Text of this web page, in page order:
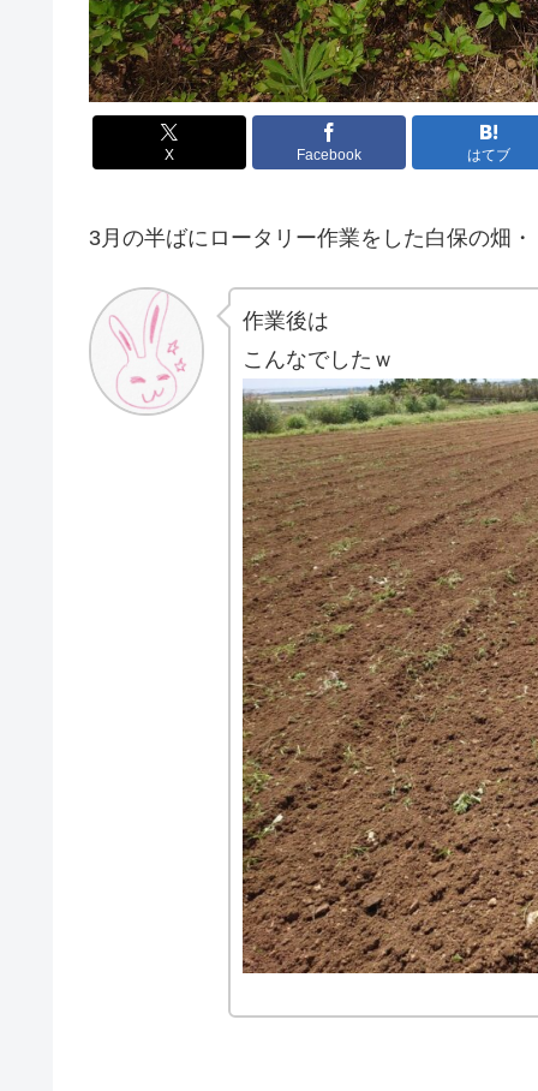
X Facebook はてブ
3月の半ばにロータリー作業をした白保の畑・
作業後は
こんなでしたｗ